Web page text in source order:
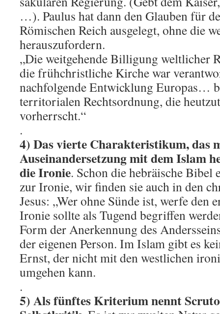
…). Paulus hat dann den Glauben für
Römischen Reich ausgelegt, ohne die
herauszufordern.
„Die weitgehende Billigung weltlicher
die frühchristliche Kirche war
nachfolgende Entwicklung Europas…
territorialen Rechtsordnung, die
vorherrscht.“
.
4) Das vierte Charakteristikum, das
Auseinandersetzung mit dem Islam
die Ironie. Schon die hebräische
zur Ironie, wir finden sie auch in den
Jesus: „Wer ohne Sünde ist, werfe den
Ironie sollte als Tugend begriffen
Form der Anerkennung des
der eigenen Person. Im Islam gibt es
Ernst, der nicht mit den westlichen
umgehen kann.
.
5) Als fünftes Kriterium nennt